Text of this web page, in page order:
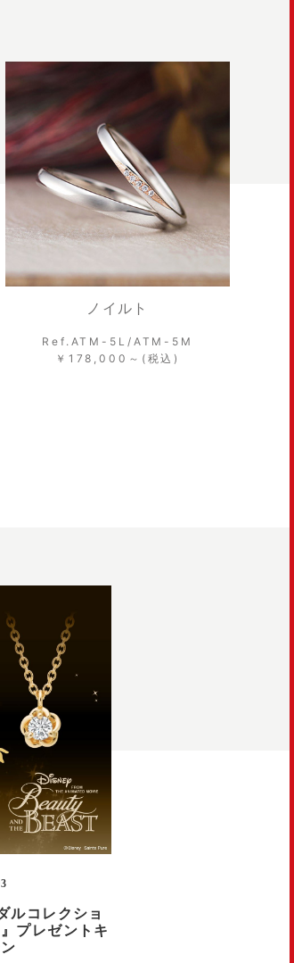
ノイルト
Ref.ATM-5L/ATM-5M
￥178,000～(税込)
ルコレクショ
プレゼントキ